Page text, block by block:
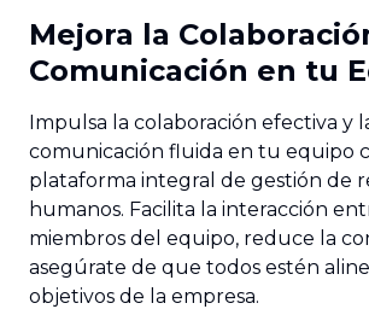
Mejora la
Comunicación en tu
Impulsa la colaboración efectiva y
comunicación fluida en tu equipo
plataforma integral de gestión de
humanos. Facilita la interacción
miembros del equipo, reduce la
asegúrate de que todos estén
objetivos de la empresa.